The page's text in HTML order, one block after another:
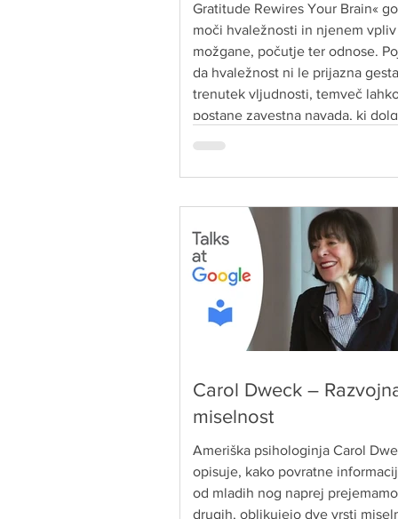
Gratitude Rewires Your Brain« govori o
moči hvaležnosti in njenem vpliv
možgane, počutje ter odnose.
da hvaležnost ni le prijazna
trenutek vljudnosti, temveč
postane zavestna navada, ki
Carol Dweck –
miselnost
Ameriška psihologinja Carol
opisuje, kako povratne
od mladih nog naprej
drugih, oblikujejo dve vrsti